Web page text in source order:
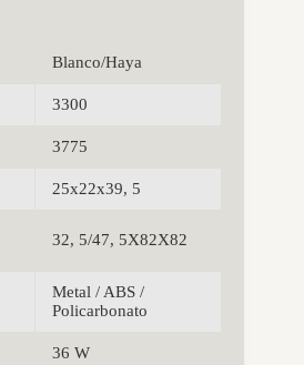
Blanco/Haya
3300
3775
25x22x39, 5
32, 5/47, 5X82X82
Metal / ABS /
Policarbonato
36 W